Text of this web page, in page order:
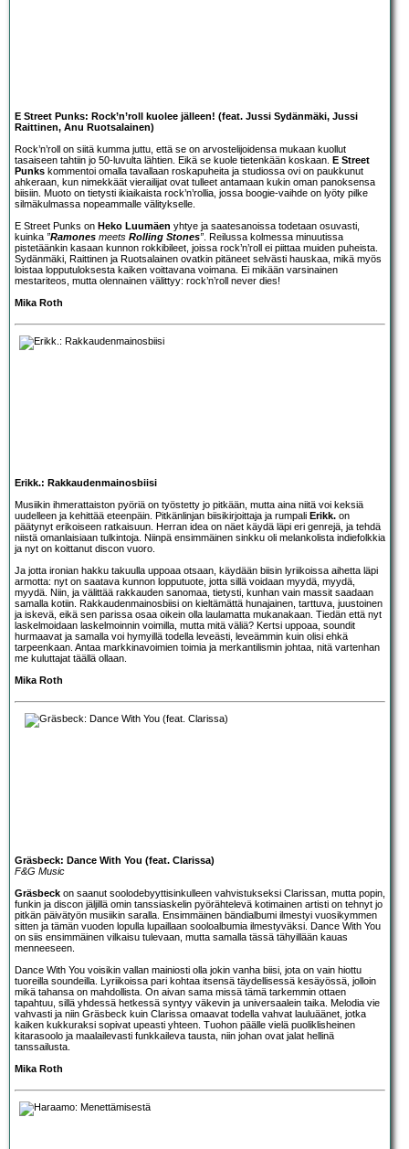
E Street Punks: Rock’n’roll kuolee jälleen! (feat. Jussi Sydänmäki, Jussi
Raittinen, Anu Ruotsalainen)
Rock’n’roll on siitä kumma juttu, että se on arvostelijoidensa mukaan kuollut
tasaiseen tahtiin jo 50-luvulta lähtien. Eikä se kuole tietenkään koskaan. E Street
Punks kommentoi omalla tavallaan roskapuheita ja studiossa ovi on paukkunut
ahkeraan, kun nimekkäät vierailijat ovat tulleet antamaan kukin oman panoksensa
biisiin. Muoto on tietysti ikiaikaista rock’n’rollia, jossa boogie-vaihde on lyöty pilke
silmäkulmassa nopeammalle välitykselle.
E Street Punks on Heko Luumäen yhtye ja saatesanoissa todetaan osuvasti,
kuinka ”Ramones meets Rolling Stones” . Reilussa kolmessa minuutissa
pistetäänkin kasaan kunnon rokkibileet, joissa rock’n’roll ei piittaa muiden puheista.
Sydänmäki, Raittinen ja Ruotsalainen ovatkin pitäneet selvästi hauskaa, mikä myös
loistaa lopputuloksesta kaiken voittavana voimana. Ei mikään varsinainen
mestariteos, mutta olennainen välittyy: rock’n’roll never dies!
Mika Roth
Erikk.: Rakkaudenmainosbiisi
Musiikin ihmerattaiston pyöriä on työstetty jo pitkään, mutta aina niitä voi keksiä
uudelleen ja kehittää eteenpäin. Pitkänlinjan biisikirjoittaja ja rumpali Erikk. on
päätynyt erikoiseen ratkaisuun. Herran idea on näet käydä läpi eri genrejä, ja tehdä
niistä omanlaisiaan tulkintoja. Niinpä ensimmäinen sinkku oli melankolista indiefolkkia
ja nyt on koittanut discon vuoro.
Ja jotta ironian hakku takuulla uppoaa otsaan, käydään biisin lyriikoissa aihetta läpi
armotta: nyt on saatava kunnon lopputuote, jotta sillä voidaan myydä, myydä,
myydä. Niin, ja välittää rakkauden sanomaa, tietysti, kunhan vain massit saadaan
samalla kotiin. Rakkaudenmainosbiisi on kieltämättä hunajainen, tarttuva, juustoinen
ja iskevä, eikä sen parissa osaa oikein olla laulamatta mukanakaan. Tiedän että nyt
laskelmoidaan laskelmoinnin voimilla, mutta mitä väliä? Kertsi uppoaa, soundit
hurmaavat ja samalla voi hymyillä todella leveästi, leveämmin kuin olisi ehkä
tarpeenkaan. Antaa markkinavoimien toimia ja merkantilismin johtaa, nitä vartenhan
me kuluttajat täällä ollaan.
Mika Roth
Gräsbeck: Dance With You (feat. Clarissa)
F&G Music
Gräsbeck on saanut soolodebyyttisinkulleen vahvistukseksi Clarissan, mutta popin,
funkin ja discon jäljillä omin tanssiaskelin pyörähtelevä kotimainen artisti on tehnyt jo
pitkän päivätyön musiikin saralla. Ensimmäinen bändialbumi ilmestyi vuosikymmen
sitten ja tämän vuoden lopulla lupaillaan sooloalbumia ilmestyväksi. Dance With You
on siis ensimmäinen vilkaisu tulevaan, mutta samalla tässä tähyillään kauas
menneeseen.
Dance With You voisikin vallan mainiosti olla jokin vanha biisi, jota on vain hiottu
tuoreilla soundeilla. Lyriikoissa pari kohtaa itsensä täydellisessä kesäyössä, jolloin
mikä tahansa on mahdollista. On aivan sama missä tämä tarkemmin ottaen
tapahtuu, sillä yhdessä hetkessä syntyy väkevin ja universaalein taika. Melodia vie
vahvasti ja niin Gräsbeck kuin Clarissa omaavat todella vahvat lauluäänet, jotka
kaiken kukkuraksi sopivat upeasti yhteen. Tuohon päälle vielä puoliklisheinen
kitarasoolo ja maalailevasti funkkaileva tausta, niin johan ovat jalat hellinä
tanssailusta.
Mika Roth